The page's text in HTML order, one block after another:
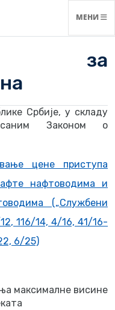
МЕНИ
за
Србије, у складу
Законом о
цене приступа
нафтоводима и
(„Службени
116/14, 4/16, 41/16-
6/25)
максималне висине